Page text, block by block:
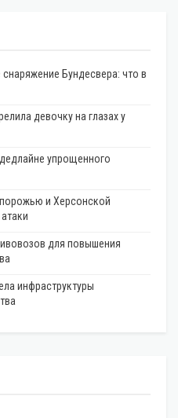
Бундесвера: что в
девочку на глазах у
упрощенного
и Херсонской
для повышения
инфраструктуры